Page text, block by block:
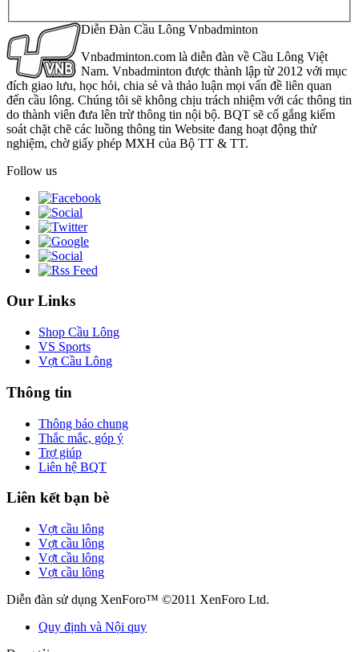
Diễn Đàn Cầu Lông Vnbadminton
Vnbadminton.com là diễn đàn về Cầu Lông Việt
Nam. Vnbadminton được thành lập từ 2012 với mục
đích giao lưu, học hỏi, chia sẻ và thảo luận mọi vấn đề liên quan
đến cầu lông. Chúng tôi sẽ không chịu trách nhiệm với các thông tin
do thành viên đưa lên trừ thông tin nội bộ. BQT sẽ cố gắng kiểm
soát chặt chẽ các luồng thông tin Website đang hoạt động thử
nghiệm, chờ giấy phép MXH của Bộ TT & TT.
Follow us
Our Links
Shop Cầu Lông
VS Sports
Vợt Cầu Lông
Thông tin
Thông báo chung
Thắc mắc, góp ý
Trợ giúp
Liên hệ BQT
Liên kết bạn bè
Vợt cầu lông
Vợt cầu lông
Vợt cầu lông
Vợt cầu lông
Diễn đàn sử dụng XenForo™ ©2011 XenForo Ltd.
Quy định và Nội quy